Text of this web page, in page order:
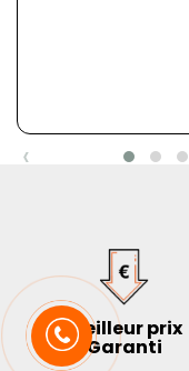
‹
Meilleur prix
Garanti